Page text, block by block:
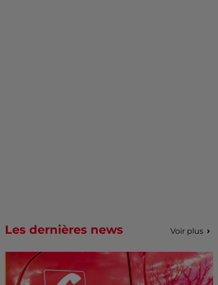
Les dernières news Voir plus